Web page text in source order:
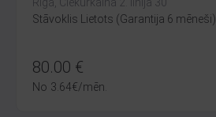
Stāvoklis Lietots (Garantija 6 mēneši)
80.00 €
No 3.64€/mēn.